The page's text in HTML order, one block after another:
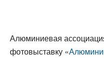
Алюминиевая
фотовыставку «